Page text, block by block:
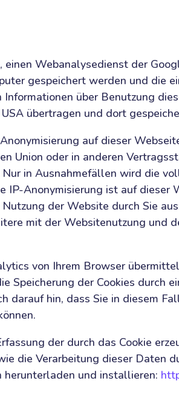
Webanalysedienst der
gespeichert werden und die
Informationen über Benutzung
übertragen und dort
auf dieser
Union oder in anderen
in Ausnahmefällen wird die
IP-Anonymisierung ist auf
der Website durch Sie
mit der Websitenutzung und
von Ihrem Browser
Speicherung der Cookies
darauf hin, dass Sie in diesem
der durch das Cookie
die Verarbeitung dieser Daten
und installieren: